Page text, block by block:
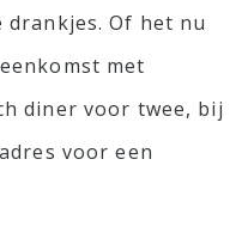
Of het nu
met
diner voor twee, bij
voor een